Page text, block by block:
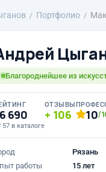
Портфолио
Благороднейшее из
690
в каталоге
ОТЗЫВЫ
106 10/
Рязань
работы
15 лет